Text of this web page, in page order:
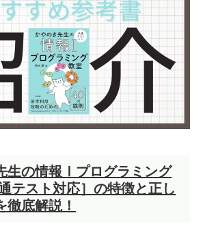
生の情報Ⅰプログラミング
テスト対応］の特徴と正し
徹底解説！